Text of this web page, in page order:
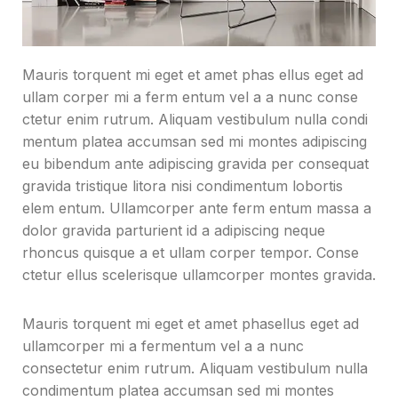
Mauris torquent mi eget et amet phas ellus eget ad
ullam corper mi a ferm entum vel a a nunc conse
ctetur enim rutrum. Aliquam vestibulum nulla condi
mentum platea accumsan sed mi montes adipiscing
eu bibendum ante adipiscing gravida per consequat
gravida tristique litora nisi condimentum lobortis
elem entum. Ullamcorper ante ferm entum massa a
dolor gravida parturient id a adipiscing neque
rhoncus quisque a et ullam corper tempor. Conse
ctetur ellus scelerisque ullamcorper montes gravida.
Mauris torquent mi eget et amet phasellus eget ad
ullamcorper mi a fermentum vel a a nunc
consectetur enim rutrum. Aliquam vestibulum nulla
condimentum platea accumsan sed mi montes